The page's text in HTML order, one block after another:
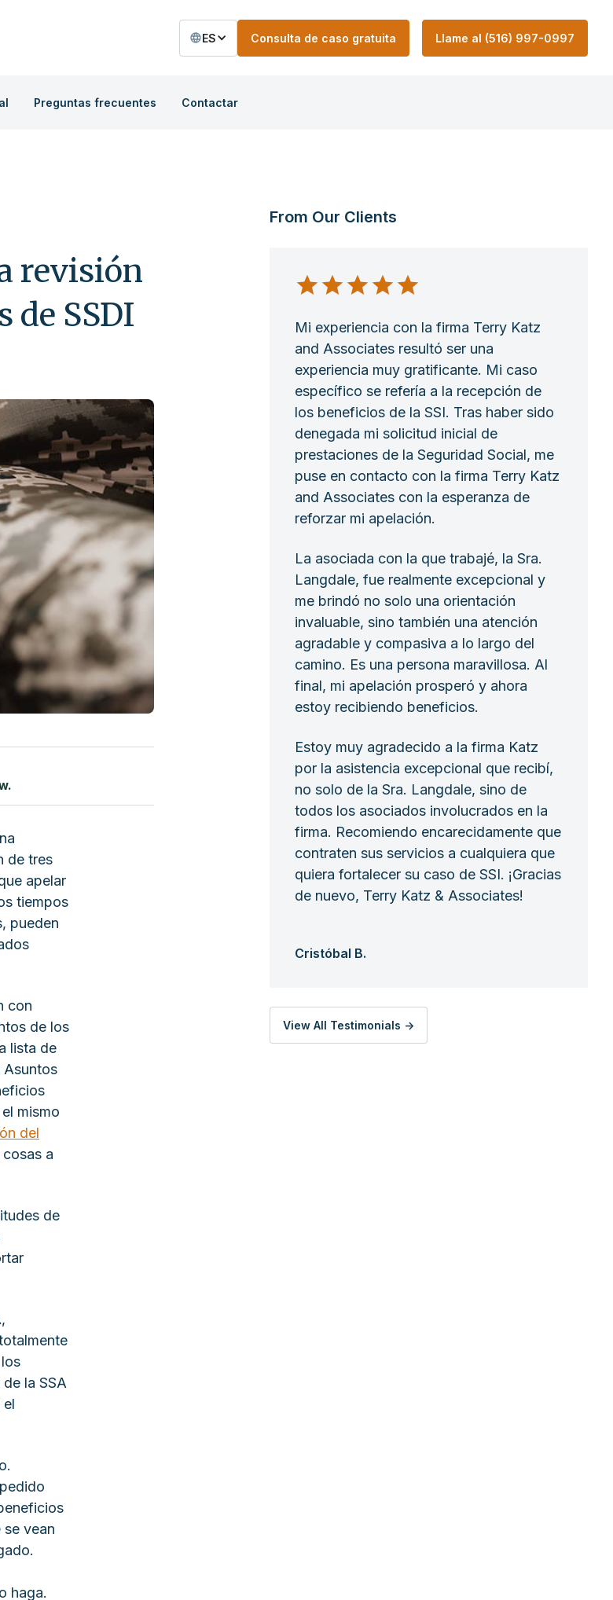
ES Consulta de caso gratuita Llame al (516) 997-0997
Preguntas frecuentes Contactar
revisión
de SSDI
de tres
apelar
tiempos
pueden
con
de los
lista de
Asuntos
mismo
del
a
de
la SSA
el
se vean
haga.
From Our Clients
Mi experiencia con la firma Terry Katz
and Associates resultó ser una
experiencia muy gratificante. Mi caso
específico se refería a la recepción de
los beneficios de la SSI. Tras haber sido
denegada mi solicitud inicial de
prestaciones de la Seguridad Social, me
puse en contacto con la firma Terry Katz
and Associates con la esperanza de
reforzar mi apelación.
La asociada con la que trabajé, la Sra.
Langdale, fue realmente excepcional y
me brindó no solo una orientación
invaluable, sino también una atención
agradable y compasiva a lo largo del
camino. Es una persona maravillosa. Al
final, mi apelación prosperó y ahora
estoy recibiendo beneficios.
Estoy muy agradecido a la firma Katz
por la asistencia excepcional que recibí,
no solo de la Sra. Langdale, sino de
todos los asociados involucrados en la
firma. Recomiendo encarecidamente que
contraten sus servicios a cualquiera que
quiera fortalecer su caso de SSI. ¡Gracias
de nuevo, Terry Katz & Associates!
Cristóbal B.
View All Testimonials ->